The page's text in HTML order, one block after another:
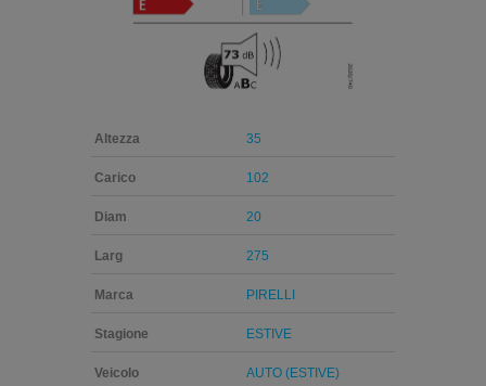
Altezza 35
Carico 102
Diam 20
Larg 275
Marca PIRELLI
Stagione ESTIVE
Veicolo AUTO (ESTIVE)